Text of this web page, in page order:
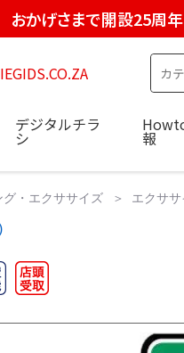
おかげさまで開設25周年
デジタルチラ
シ 報
グ・エクササイズ エクサ